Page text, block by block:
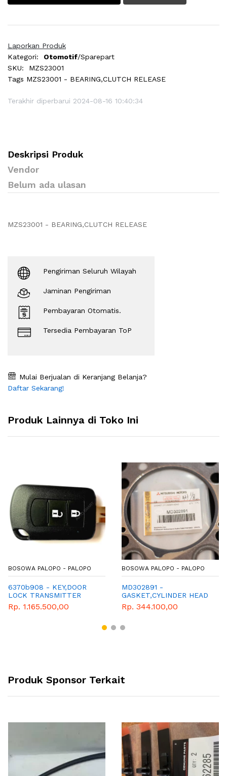
Laporkan Produk
Kategori:
Otomotif/Sparepart
SKU:
MZS23001
Tags MZS23001 - BEARING,CLUTCH RELEASE
Terakhir diperbarui 2024-08-16 10:40:34
Deskripsi Produk
Vendor
Belum ada ulasan
MZS23001 - BEARING,CLUTCH RELEASE
Pengiriman Seluruh Wilayah
Jaminan Pengiriman
Pembayaran Otomatis.
Tersedia Pembayaran ToP
Mulai Berjualan di Keranjang Belanja?
Daftar Sekarang!
Produk Lainnya di Toko Ini
BOSOWA PALOPO - PALOPO
6370b908 - KEY,DOOR
LOCK TRANSMITTER
Rp. 1.165.500,00
BOSOWA PALOPO - PALOPO
MD302891 -
GASKET,CYLINDER HEAD
- GENUINE SPAREPART
MITSUBISHI L300
Rp. 344.100,00
Produk Sponsor Terkait